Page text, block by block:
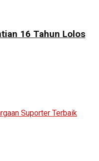
16 Tahun Lolos